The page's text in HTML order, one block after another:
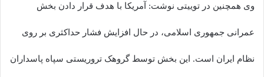
وی همچنین در توییتی نوشت: آمریکا با هدف قرار دادن بخش
عمرانی جمهوری اسلامی، در حال افزایش فشار حداکثری بر روی
نظام ایران است. این بخش توسط گروهک تروریستی سپاه پاسداران